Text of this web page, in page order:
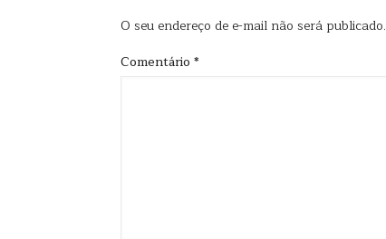
O seu endereço de e-mail não será publicado.
Comentário *